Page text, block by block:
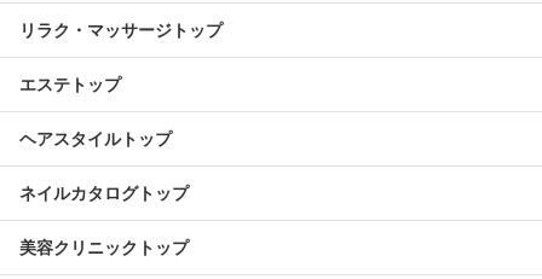
リラク・マッサージトップ
エステトップ
ヘアスタイルトップ
ネイルカタログトップ
美容クリニックトップ